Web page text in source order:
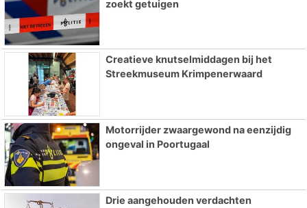
zoekt getuigen
Creatieve knutselmiddagen bij het
Streekmuseum Krimpenerwaard
Motorrijder zwaargewond na eenzijdig
ongeval in Poortugaal
Drie aangehouden verdachten